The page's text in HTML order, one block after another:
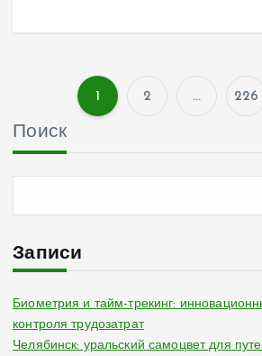
н
а
1 2 … 226
Поиск
Записи
Биометрия и тайм-трекинг:
контроля трудозатрат
Челябинск: уральский самоцвет для